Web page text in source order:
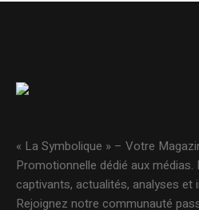
« La Symbolique » – Votre
Promotionnelle dédié aux
captivants, actualités, analyses et
Rejoignez notre communauté